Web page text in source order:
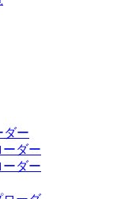
ダー
ーダー
ーダー